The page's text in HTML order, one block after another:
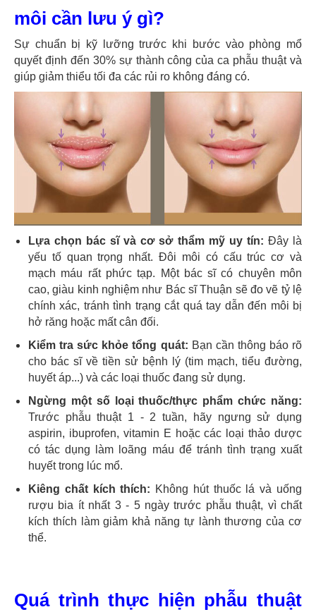
môi cần lưu ý gì?
Sự chuẩn bị kỹ lưỡng trước khi bước vào phòng mổ
quyết định đến 30% sự thành công của ca phẫu thuật và
giúp giảm thiểu tối đa các rủi ro không đáng có.
Lựa chọn bác sĩ và cơ sở thẩm mỹ uy tín: Đây là
yếu tố quan trọng nhất. Đôi môi có cấu trúc cơ và
mạch máu rất phức tạp. Một bác sĩ có chuyên môn
cao, giàu kinh nghiệm như Bác sĩ Thuận sẽ đo vẽ tỷ lệ
chính xác, tránh tình trạng cắt quá tay dẫn đến môi bị
hở răng hoặc mất cân đối.
Kiểm tra sức khỏe tổng quát: Bạn cần thông báo rõ
cho bác sĩ về tiền sử bệnh lý (tim mạch, tiểu đường,
huyết áp...) và các loại thuốc đang sử dụng.
Ngừng một số loại thuốc/thực phẩm chức năng:
Trước phẫu thuật 1 - 2 tuần, hãy ngưng sử dụng
aspirin, ibuprofen, vitamin E hoặc các loại thảo dược
có tác dụng làm loãng máu để tránh tình trạng xuất
huyết trong lúc mổ.
Kiêng chất kích thích: Không hút thuốc lá và uống
rượu bia ít nhất 3 - 5 ngày trước phẫu thuật, vì chất
kích thích làm giảm khả năng tự lành thương của cơ
thể.
Quá trình thực hiện phẫu thuật